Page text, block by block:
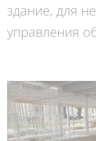
здание, для
управления